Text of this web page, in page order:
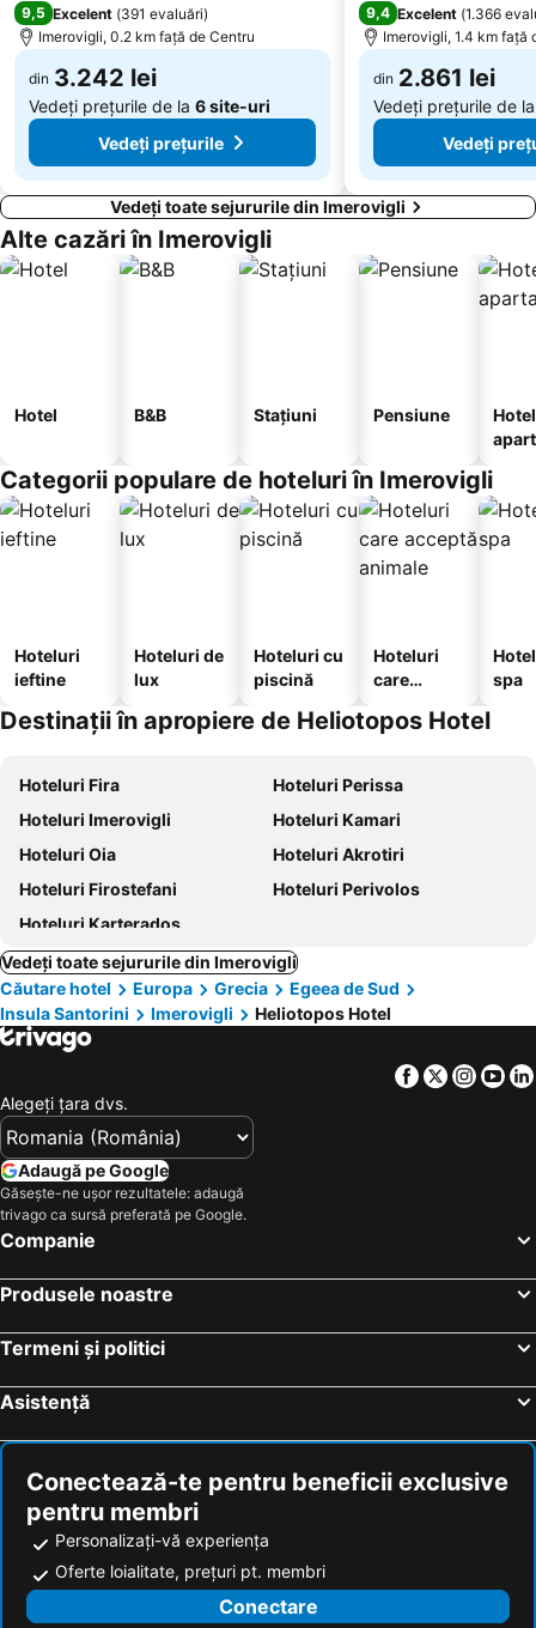
9,5 Excelent (391 evaluări)
Imerovigli, 0.2 km faţă de Centru
din 3.242 lei
Vedeți prețurile de la 6 site-uri
Vedeți prețurile
9,4 Excelent (1.366
Imerovigli, 1.4 km faţă
din 2.861 lei
Vedeți prețurile de
Vedeți
Vedeți toate sejururile din Imerovigli
Alte cazări în Imerovigli
Hotel B&B Stațiuni Pensiune
Categorii populare de hoteluri în Imerovigli
Hoteluri
ieftine
Hoteluri de
lux
Hoteluri cu
piscină
Hoteluri
care
animale
spa
Destinații în apropiere de Heliotopos Hotel
Hoteluri Fira
Hoteluri Perissa
Hoteluri Imerovigli
Hoteluri Kamari
Hoteluri Oia
Hoteluri Akrotiri
Hoteluri Firostefani
Hoteluri Perivolos
Hoteluri Karterados
Vedeți toate sejururile din Imerovigli
Căutare hotel
Europa Grecia
Egeea de Sud
Insula Santorini
Imerovigli Heliotopos Hotel
Facebook
Twitter
Alegeţi ţara dvs.
Adaugă pe Google
Găsește-ne ușor rezultatele: adaugă
trivago ca sursă preferată pe Google.
Companie
Produsele noastre
Termeni și politici
Asistență
Conectează-te pentru beneficii exclusive
pentru membri
Personalizați-vă experiența
Oferte loialitate, prețuri pt. membri
Conectare